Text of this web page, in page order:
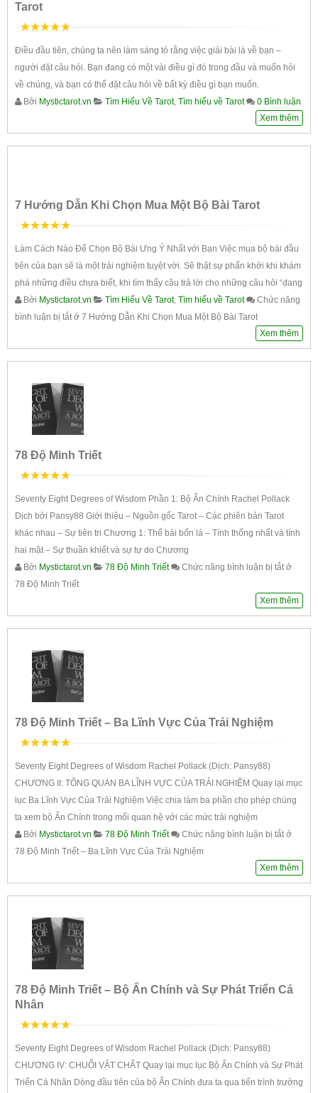
Tarot
Điều đầu tiên, chúng ta nên làm sáng tỏ rằng việc giải bài là về bạn –
người đặt câu hỏi. Bạn đang có một vài điều gì đó trong đầu và muốn hỏi
về chúng, và bạn có thể đặt câu hỏi về bất kỳ điều gì bạn muốn.
Bởi Mystictarot.vn Tìm Hiểu Về Tarot, Tìm hiểu về Tarot
0 Bình luận
Xem thêm
7 Hướng Dẫn Khi Chọn Mua Một Bộ Bài Tarot
Làm Cách Nào Để Chọn Bộ Bài Ưng Ý Nhất với Bạn Việc mua bộ bài đầu
tiên của bạn sẽ là một trải nghiệm tuyệt vời. Sẽ thật sự phấn khởi khi khám
phá những điều chưa biết, khi tìm thấy câu trả lời cho những câu hỏi “đang
Bởi Mystictarot.vn Tìm Hiểu Về Tarot, Tìm hiểu về Tarot
Chức năng
bình luận bị tắtở 7 Hướng Dẫn Khi Chọn Mua Một Bộ Bài Tarot
Xem thêm
78 Độ Minh Triết
Seventy Eight Degrees of Wisdom Phần 1: Bộ Ẩn Chính Rachel Pollack
Dịch bởi Pansy88 Giới thiệu – Nguồn gốc Tarot – Các phiên bản Tarot
khác nhau – Sự tiên tri Chương 1: Thế bài bốn lá – Tính thống nhất và tính
hai mặt – Sự thuần khiết và sự tự do Chương
Bởi Mystictarot.vn 78 Độ Minh Triết Chức năng bình luận bị tắtở
78 Độ Minh Triết
Xem thêm
78 Độ Minh Triết – Ba Lĩnh Vực Của Trải Nghiệm
Seventy Eight Degrees of Wisdom Rachel Pollack (Dịch: Pansy88)
CHƯƠNG II: TỔNG QUAN BA LĨNH VỰC CỦA TRẢI NGHIỆM Quay lại mục
lục Ba Lĩnh Vực Của Trải Nghiệm Việc chia làm ba phần cho phép chúng
ta xem bộ Ẩn Chính trong mối quan hệ với các mức trải nghiệm
Bởi Mystictarot.vn 78 Độ Minh Triết Chức năng bình luận bị tắtở
78 Độ Minh Triết – Ba Lĩnh Vực Của Trải Nghiệm
Xem thêm
78 Độ Minh Triết – Bộ Ẩn Chính và Sự Phát Triển Cá
Nhân
Seventy Eight Degrees of Wisdom Rachel Pollack (Dịch: Pansy88)
CHƯƠNG IV: CHUỖI VẬT CHẤT Quay lại mục lục Bộ Ẩn Chính và Sự Phát
Triển Cá Nhân Dòng đầu tiên của bộ Ẩn Chính đưa ta qua tiến trình trưởng